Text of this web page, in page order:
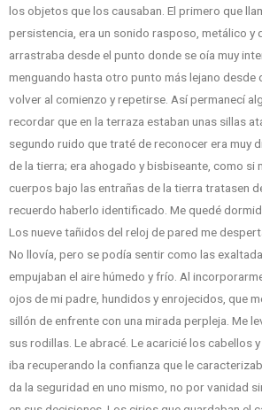
los objetos que los causaban. El primero que
persistencia, era un sonido rasposo, metálico y
arrastraba desde el punto donde se oía muy
menguando hasta otro punto más lejano desde
volver al comienzo y repetirse. Así permanecí
recordar que en la terraza estaban unas sillas
segundo ruido que traté de reconocer era muy
de la tierra; era ahogado y bisbiseante, como si
cuerpos bajo las entrañas de la tierra tratasen
recuerdo haberlo identificado. Me quedé
Los nueve tañidos del reloj de pared me
No llovía, pero se podía sentir como las
empujaban el aire húmedo y frío. Al
ojos de mi padre, hundidos y enrojecidos, que
sillón de enfrente con una mirada perpleja. Me
sus rodillas. Le abracé. Le acaricié los cabellos
iba recuperando la confianza que le
da la seguridad en uno mismo, no por vanidad